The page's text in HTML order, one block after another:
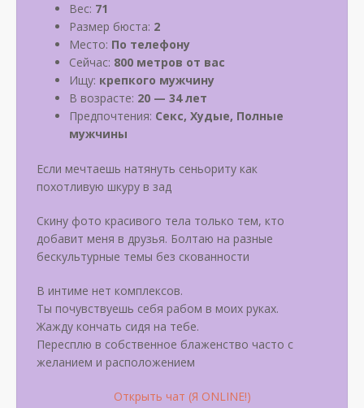
Вес: 71
Размер бюста: 2
Место: По телефону
Сейчас: 800 метров от вас
Ищу: крепкого мужчину
В возрасте: 20 — 34 лет
Предпочтения: Секс, Худые, Полные
мужчины
Если мечтаешь натянуть сеньориту как
похотливую шкуру в зад
Скину фото красивого тела только тем, кто
добавит меня в друзья. Болтаю на разные
бескультурные темы без скованности
В интиме нет комплексов.
Ты почувствуешь себя рабом в моих руках.
Жажду кончать сидя на тебе.
Пересплю в собственное блаженство часто с
желанием и расположением
Открыть чат (Я ONLINE!)